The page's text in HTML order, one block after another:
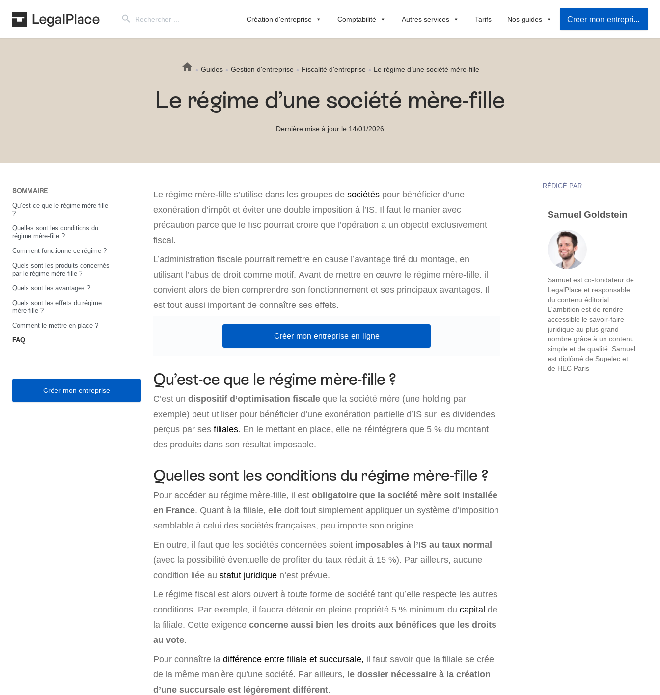
for:
Création d'entreprise Comptabilité Autres services Tarifs Nos guides Créer mon entreprise
Guides Gestion d'entreprise Fiscalité d'entreprise Le régime d’une société mère-fille
Le régime d’une société mère-fille
Dernière mise à jour le 14/01/2026
SOMMAIRE
Qu’est-ce que le régime mère-fille
?
Quelles sont les conditions du
régime mère-fille ?
Comment fonctionne ce régime ?
Quels sont les produits concernés
par le régime mère-fille ?
Quels sont les avantages ?
Quels sont les effets du régime
mère-fille ?
Comment le mettre en place ?
FAQ
Créer mon entreprise
Le régime mère-fille s’utilise dans les groupes de sociétés pour bénéficier d’une
exonération d’impôt et éviter une double imposition à l’IS. Il faut le manier avec
précaution parce que le fisc pourrait croire que l’opération a un objectif exclusivement
fiscal.
L’administration fiscale pourrait remettre en cause l’avantage tiré du montage, en
utilisant l’abus de droit comme motif. Avant de mettre en œuvre le régime mère-fille, il
convient alors de bien comprendre son fonctionnement et ses principaux avantages. Il
est tout aussi important de connaître ses effets.
Créer mon entreprise en ligne
Qu’est-ce que le régime mère-fille ?
C’est un dispositif d’optimisation fiscale que la société mère (une holding par
exemple) peut utiliser pour bénéficier d’une exonération partielle d’IS sur les dividendes
perçus par ses filiales. En le mettant en place, elle ne réintégrera que 5 % du montant
des produits dans son résultat imposable.
Quelles sont les conditions du régime mère-fille ?
Pour accéder au régime mère-fille, il est obligatoire que la société mère soit installée
en France. Quant à la filiale, elle doit tout simplement appliquer un système d’imposition
semblable à celui des sociétés françaises, peu importe son origine.
En outre, il faut que les sociétés concernées soient imposables à l’IS au taux normal
(avec la possibilité éventuelle de profiter du taux réduit à 15 %). Par ailleurs, aucune
condition liée au statut juridique n’est prévue.
Le régime fiscal est alors ouvert à toute forme de société tant qu’elle respecte les autres
conditions. Par exemple, il faudra détenir en pleine propriété 5 % minimum du capital de
la filiale. Cette exigence concerne aussi bien les droits aux bénéfices que les droits
au vote.
Pour connaître la différence entre filiale et succursale, il faut savoir que la filiale se crée
de la même manière qu’une société. Par ailleurs, le dossier nécessaire à la création
d’une succursale est légèrement différent.
RÉDIGÉ PAR
Samuel Goldstein
Samuel est co-fondateur de
LegalPlace et responsable
du contenu éditorial.
L'ambition est de rendre
accessible le savoir-faire
juridique au plus grand
nombre grâce à un contenu
simple et de qualité. Samuel
est diplômé de Supelec et
de HEC Paris